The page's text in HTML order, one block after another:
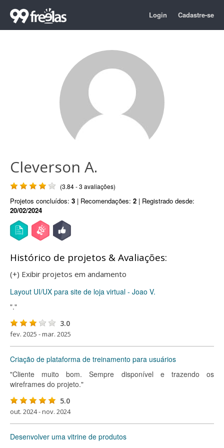
Login Cadastre-se
Cleverson A.
(3.84 - 3 avaliações)
Projetos concluídos: 3 | Recomendações: 2 | Registrado desde:
20/02/2024
Histórico de projetos & Avaliações:
(+) Exibir projetos em andamento
Layout UI/UX para site de loja virtual - Joao V.
"."
3.0
fev. 2025 - mar. 2025
Criação de plataforma de treinamento para usuários
"Cliente muito bom. Sempre disponível e trazendo os
wireframes do projeto."
5.0
out. 2024 - nov. 2024
Desenvolver uma vitrine de produtos